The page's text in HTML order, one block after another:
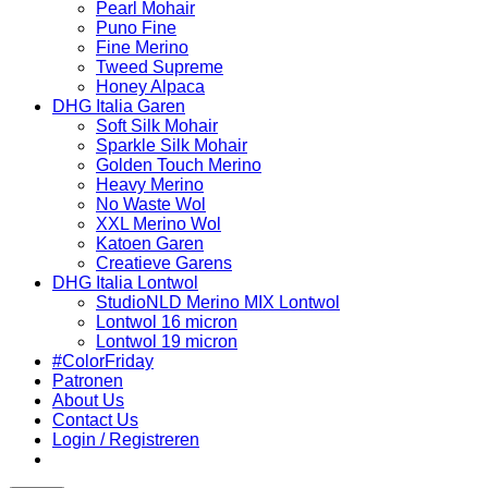
Pearl Mohair
Puno Fine
Fine Merino
Tweed Supreme
Honey Alpaca
DHG Italia Garen
Soft Silk Mohair
Sparkle Silk Mohair
Golden Touch Merino
Heavy Merino
No Waste Wol
XXL Merino Wol
Katoen Garen
Creatieve Garens
DHG Italia Lontwol
StudioNLD Merino MIX Lontwol
Lontwol 16 micron
Lontwol 19 micron
#ColorFriday
Patronen
About Us
Contact Us
Login / Registreren